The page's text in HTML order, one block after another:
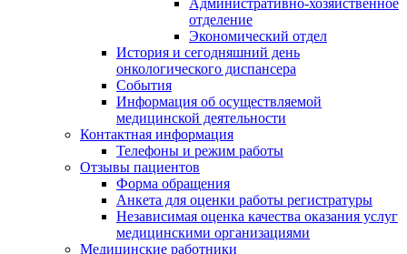
Административно-хозяйственное
отделение
Экономический отдел
История и сегодняшний день
онкологического диспансера
События
Информация об осуществляемой
медицинской деятельности
Контактная информация
Телефоны и режим работы
Отзывы пациентов
Форма обращения
Анкета для оценки работы регистратуры
Независимая оценка качества оказания услуг
медицинскими организациями
Медицинские работники